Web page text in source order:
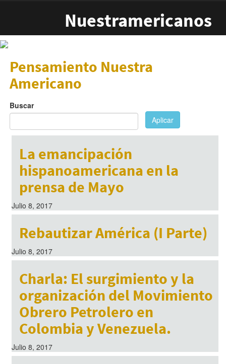
Nuestramericanos
Pensamiento Nuestra
Americano
Buscar
Aplicar
La emancipación
hispanoamericana en la
prensa de Mayo
Julio 8, 2017
Rebautizar América (I Parte)
Julio 8, 2017
Charla: El surgimiento y la
organización del Movimiento
Obrero Petrolero en
Colombia y Venezuela.
Julio 8, 2017